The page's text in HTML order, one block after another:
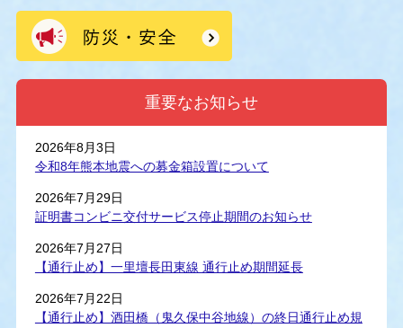
重要なお知らせ
2026年8月3日
令和8年熊本地震への募金箱設置について
2026年7月29日
証明書コンビニ交付サービス停止期間のお知らせ
2026年7月27日
【通行止め】一里壇長田東線 通行止め期間延長
2026年7月22日
【通行止め】酒田橋（鬼久保中谷地線）の終日通行止め規